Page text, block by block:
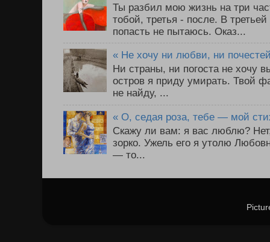
Ты разбил мою жизнь на три
тобой, третья - после. В
попасть не пытаюсь. Оказ...
« Не хочу ни любви, ни
Ни страны, ни погоста не хочу
остров я приду умирать. Твой
не найду, ...
« О, седая роза, тебе — мой
Скажу ли вам: я вас люблю?
зорко. Ужель его я утолю
— то...